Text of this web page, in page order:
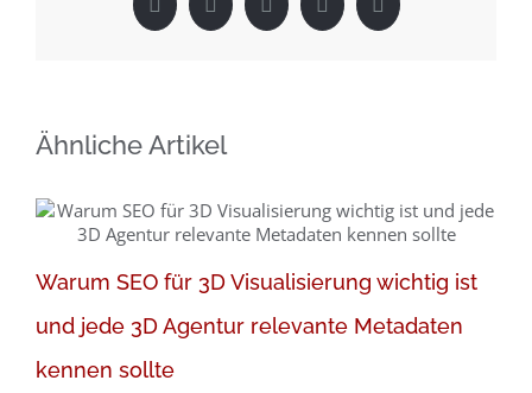
Facebook
X LinkedInPinterestE-
Mail
Ähnliche Artikel
Warum SEO für 3D Visualisierung wichtig ist
und jede 3D Agentur relevante Metadaten
kennen sollte